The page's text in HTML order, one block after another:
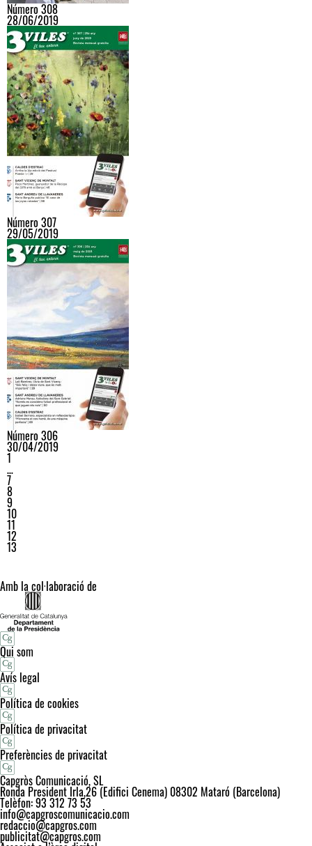
Número 308
28/06/2019
Número 307
29/05/2019
Número 306
30/04/2019
1
…
7
8
9
10
11
12
13
Amb la col·laboració de
Qui som
Avís legal
Política de cookies
Política de privacitat
Preferències de privacitat
Capgròs Comunicació, SL
Ronda President Irla,26 (Edifici Cenema) 08302 Mataró (Barcelona)
Telèfon: 93 312 73 53
info@capgroscomunicacio.com
redaccio@capgros.com
publicitat@capgros.com